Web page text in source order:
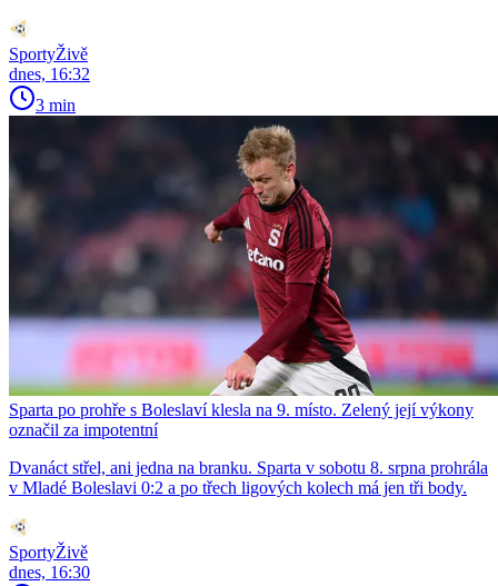
SportyŽivě
dnes, 16:32
3 min
Sparta po prohře s Boleslaví klesla na 9. místo. Zelený její výkony
označil za impotentní
Dvanáct střel, ani jedna na branku. Sparta v sobotu 8. srpna prohrála
v Mladé Boleslavi 0:2 a po třech ligových kolech má jen tři body.
SportyŽivě
dnes, 16:30